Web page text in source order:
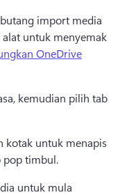
import media
untuk menyemak
OneDrive
kemudian pilih tab
kotak untuk menapis
pop timbul.
untuk mula